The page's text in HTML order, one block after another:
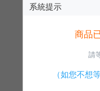
系統提示
商品
請
（如您不想